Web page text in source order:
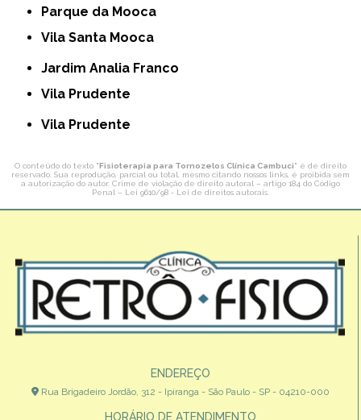
Parque da Mooca
Vila Santa Mooca
Jardim Analia Franco
Vila Prudente
Vila Prudente
O conteúdo do texto "Fisioterapia para Tornozelos Clínica Cambuci" é de direito
reservado. Sua reprodução, parcial ou total, mesmo citando nossos links, é proibida sem
a autorização do autor. Crime de violação de direito autoral – artigo 184 do Código
Penal – Lei 9610/98 - Lei de direitos autorais
ENDEREÇO
Rua Brigadeiro Jordão, 312 - Ipiranga - São Paulo - SP - 04210-000
HORÁRIO DE ATENDIMENTO